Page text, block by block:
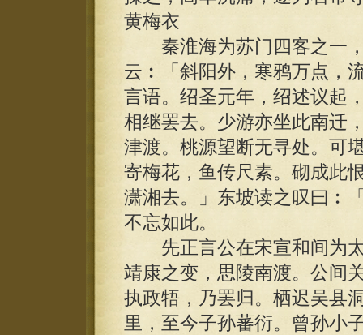
黄梅衣
秦淮海为苏门四客之一，
云︰「斜阳外，寒鸦万点，
言语。绍圣元年，绍述议起
相继罢去。少游亦坐此南迁
津渡。桃源望断无寻处。可
寄梅花，鱼传尺素。砌成此
潇湘去。」东坡读之叹曰︰
不忘如此。
先正言公在宋宣和间为太
靖康之变，思陵南渡。公间
执政牾，乃罢归。栖迟吴县
里，至今子孙蕃衍。曾孙小